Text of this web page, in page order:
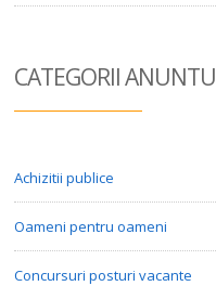
CATEGORII ANUN
Achizitii publice
Oameni pentru oameni
Concursuri posturi vacante